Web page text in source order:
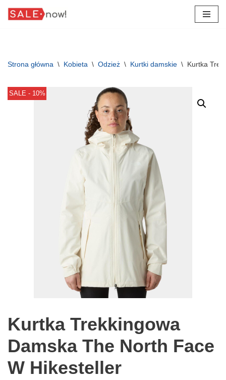
Strona główna \ Kobieta \ Odzież \ Kurtki damskie \ Kurtka
SALE - 10%
Kurtka Trekkingowa
Damska The North Face
W Hikesteller